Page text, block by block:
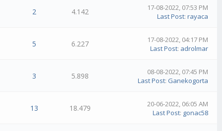
2 4.142
17-08-2022, 07:53 PM
Last Post:rayaca
5 6.227
17-08-2022, 04:17 PM
Last Post: adrolmar
3 5.898
08-08-2022, 07:45 PM
Last Post: Ganekogorta
13 18.479
20-06-2022, 06:05 AM
Last Post: gonac58